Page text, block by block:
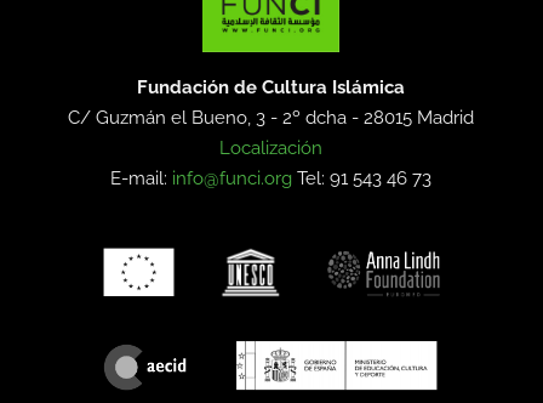
Fundación de Cultura Islámica
C/ Guzmán el Bueno, 3 - 2º dcha -28015 Madrid
Localización
E-mail: info@funci.org Tel: 91 543 46 73